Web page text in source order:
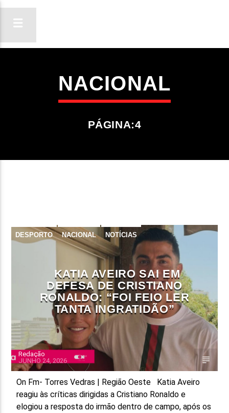
ON FM
LIGA-TE
ON FM
NACIONAL
PÁGINA:4
DESPORTO NACIONAL NOTÍCIAS
KATIA AVEIRO SAI EM
DEFESA DE CRISTIANO
RONALDO: “FOI FEIO LER
TANTA INGRATIDÃO”
Redação
JUNHO 24, 2026
On Fm- Torres Vedras | Região Oeste Katia Aveiro
reagiu às críticas dirigidas a Cristiano Ronaldo e
elogiou a resposta do irmão dentro de campo, após os